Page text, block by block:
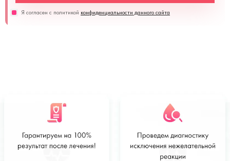
Я согласен с политикой конфиденциальности данного сайта